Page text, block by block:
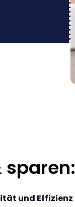
und Effizienz